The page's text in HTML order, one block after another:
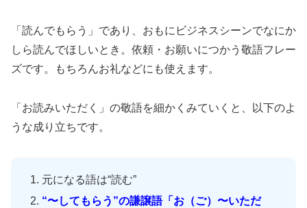
「読んでもらう」であり、おもにビジネスシーンでなにか
しら読んでほしいとき。依頼・お願いにつかう敬語フレー
ズです。もちろんお礼などにも使えます。
「お読みいただく」の敬語を細かくみていくと、以下のよ
うな成り立ちです。
元になる語は“読む”
“〜してもらう”の謙譲語「お（ご）〜いただ